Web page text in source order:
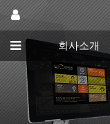
회사소개